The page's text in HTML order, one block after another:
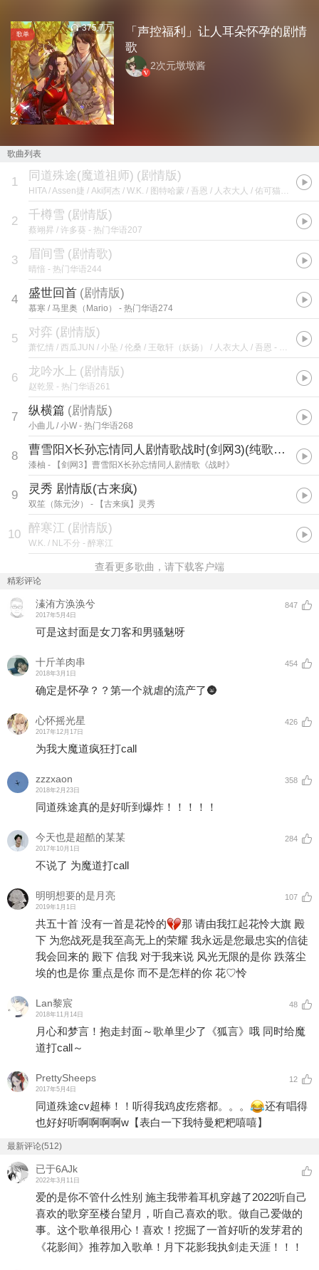
歌单
375.7万
「声控福利」让人耳朵怀孕的剧情
歌
2次元墩墩酱
歌曲列表
1 同道殊途(魔道祖师) (剧情版)
HITA / Assen捷 / Aki阿杰 / W.K. / 图特哈蒙 / 吾恩 / 人衣大人 / 佑可猫 / 泠鸢yousa / 三无Marblue / 裂天 / 特曼 / 括号君
2 千樽雪 (剧情版)
蔡翊昇 / 许多葵 - 热门华语207
3 眉间雪 (剧情歌)
晴愔 - 热门华语244
4 盛世回首 (剧情版)
慕寒 / 马里奥（Mario） - 热门华语274
5 对弈 (剧情版)
萧忆情 / 西瓜JUN / 小坠 / 伦桑 / 王敬轩（妖扬） / 人衣大人 / 吾恩 - 万象凡音 2013-2018
6 龙吟水上 (剧情版)
赵乾景 - 热门华语261
7 纵横篇 (剧情版)
小曲儿 / 小W - 热门华语268
8 曹雪阳X长孙忘情同人剧情歌战时(剑网3)(纯歌版)
漆柚 - 【剑网3】曹雪阳X长孙忘情同人剧情歌《战时》
9 灵秀 剧情版(古来疯)
双笙（陈元汐） - 【古来疯】灵秀
10 醉寒江 (剧情版)
W.K. / NL不分 - 醉寒江
查看更多歌曲，请下载客户端
精彩评论
溱洧方涣涣兮
2017年5月4日
847
可是这封面是女刀客和男骚魅呀
十斤羊肉串
2018年3月1日
454
确定是怀孕？？第一个就虐的流产了🌚
心怀摇光星
2017年12月17日
426
为我大魔道疯狂打call
zzzxaon
2018年2月23日
358
同道殊途真的是好听到爆炸！！！！！
今天也是超酷的某某
2017年10月1日
284
不说了 为魔道打call
明明想要的是月亮
2019年1月1日
107
共五十首 没有一首是花怜的
那 请由我扛起花怜大旗 殿
下 为您战死是我至高无上的荣耀 我永远是您最忠实的信徒
我会回来的 殿下 信我 对于我来说 风光无限的是你 跌落尘
埃的也是你 重点是你 而不是怎样的你 花♡怜
Lan黎宸
2018年11月14日
48
月心和梦言！抱走封面～歌单里少了《狐言》哦 同时给魔
道打call～
PrettySheeps
2017年5月4日
12
同道殊途cv超棒！！听得我鸡皮疙瘩都。。。
还有唱得
也好好听啊啊啊啊w【表白一下我特曼粑粑嘻嘻】
最新评论(512)
已于6AJk
2022年3月11日
爱的是你不管什么性别 施主我带着耳机穿越了2022听自己
喜欢的歌穿至楼台望月，听自己喜欢的歌。做自己爱做的
事。这个歌单很用心！喜欢！挖掘了一首好听的发芽君的
《花影间》推荐加入歌单！月下花影我执剑走天涯！！！